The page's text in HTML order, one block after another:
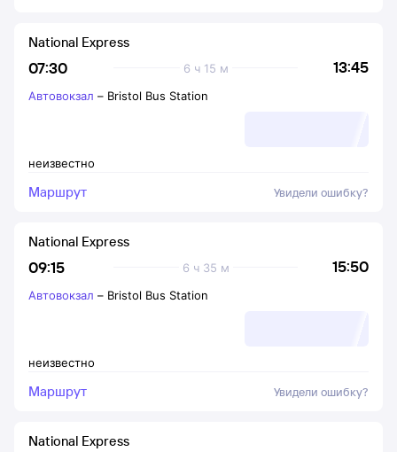
07:30 13:45
6 ч 15 м
National Express
неизвестно
Автовокзал – Bristol Bus Station
Маршрут Увидели ошибку?
09:15 15:50
6 ч 35 м
National Express
неизвестно
Автовокзал – Bristol Bus Station
Маршрут Увидели ошибку?
National Express